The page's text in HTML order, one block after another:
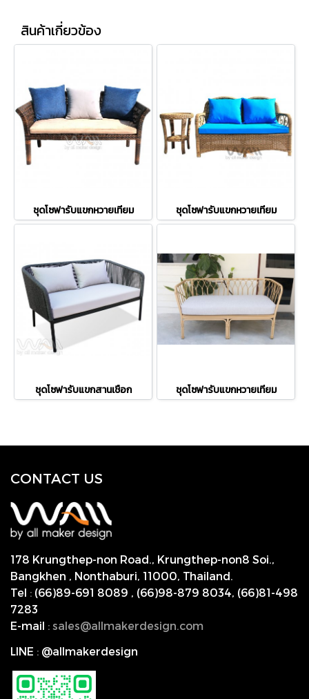
สินค้าเกี่ยวข้อง
ชุดโซฟารับแขกหวายเทียม ชุดโซฟารับแขกหวายเทียม
ชุดโซฟารับแขกสานเชือก ชุดโซฟารับแขกหวายเทียม
CONTACT US
178 Krungthep-non Road., Krungthep-non8 Soi.,
Bangkhen , Nonthaburi, 11000, Thailand.
Tel : (66)89-691 8089 , (66)98-879 8034, (66)81-498
7283
E-mail : sales@allmakerdesign.com
LINE : @allmakerdesign